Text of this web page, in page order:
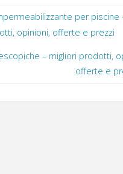
per piscine
opinioni, offerte e prezzi
– migliori prodotti,
offerte e